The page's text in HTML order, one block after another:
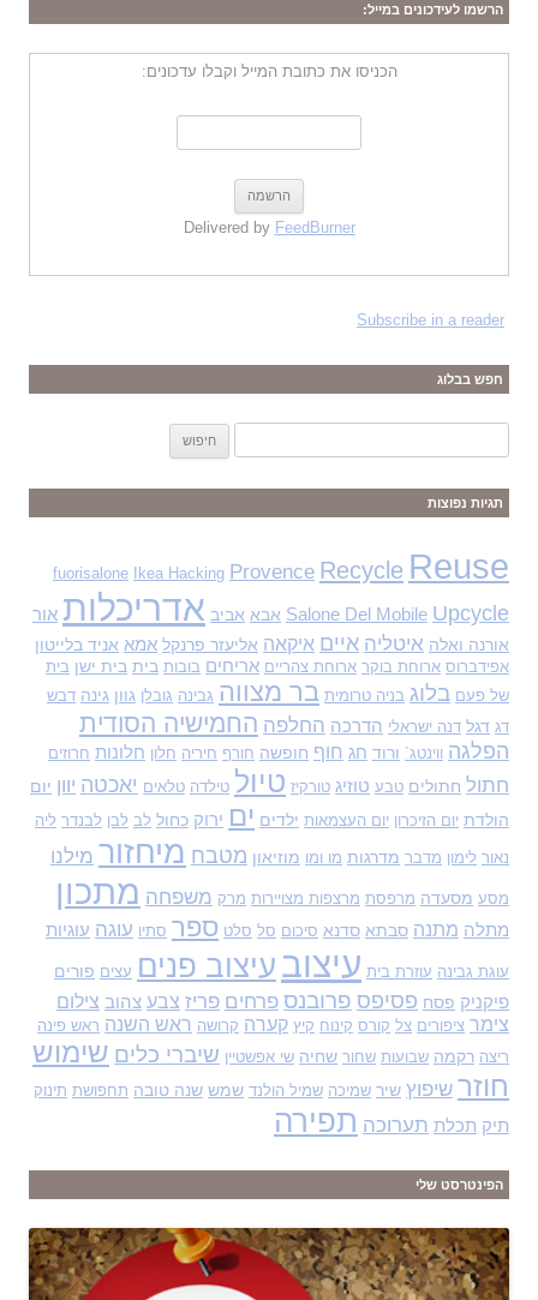
הרשמו לעידכונים במייל:
הכניסו את כתובת המייל וקבלו עדכונים:
Delivered by FeedBurner
Subscribe in a reader
חפש בבלוג
פ
ו
:
תגיות נפוצות
fuorisalone Ikea Hacking Provence Recycle Reuse
Salone Del Mobile Upcycle אבא אביב אדריכלות אור
אורנה ואלה איטליה איים איקאה אליעזר פרנקל אמא אניד בלייטון
אפידברוס ארוחת בוקר ארוחת צהריים אריחים בובות בית בית ישן בית
של פעם בלוג בניה טרומית בר מצווה גבינה גובלן גוון גינה דבש
דג דגל דנה ישראלי הדרכה החלפה החמישיה הסודית
הפלגה ווינטג` ורוד חג חוף חופשה חורף חיריה חלון חלונות חרוזים
חתול חתולים טבע טוזיג טורקיז טיול טילדה טלאים יאכטה יוון יום
הולדת יום הזיכרון יום העצמאות ילדים ים ירוק כחול לב לבן לבנדר ליה
נאור לימון מדבר מדרגות מו ומו מוזיאון מטבח מיחזור מילנו
מסע מסעדה מרפסת מרצפות מצויירות מרק משפחה מתכון
מתלה מתנה סבתא סדנא סיכום סל סלט ספר סתיו עוגה עוגיות
עוגת גבינה עוזרת בית עיצוב עיצוב פנים עצים פורים
פיקניק פסח פסיפס פרובנס פרחים פריז צבע צהוב צילום
צימר ציפורים צל קורס קינוח קיץ קערה קרושה ראש השנה ראש פינה
ריצה רקמה שבועות שחור שחיה שי אפשטיין שיברי כלים שימוש
חוזר שיפוץ שיר שמיכה שמיל הולנד שמש שנה טובה תחפושת תינוק
תיק תכלת תערוכה תפירה
הפינטרסט שלי